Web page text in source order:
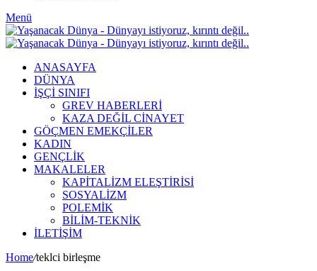
Menü
ANASAYFA
DÜNYA
İŞÇİ SINIFI
GREV HABERLERİ
KAZA DEĞİL CİNAYET
GÖÇMEN EMEKÇİLER
KADIN
GENÇLİK
MAKALELER
KAPİTALİZM ELEŞTİRİSİ
SOSYALİZM
POLEMİK
BİLİM-TEKNİK
ILETIŞIM
Home/teklci birleşme